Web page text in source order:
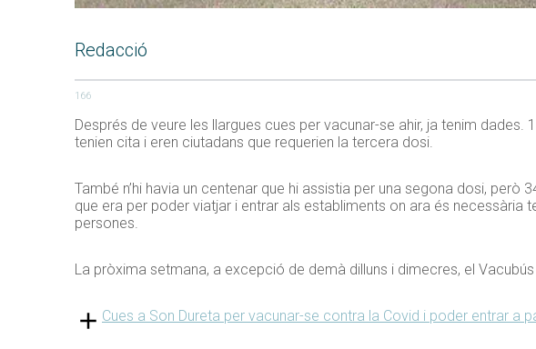
Redacció
166
Després de veure les llargues cues per vacunar-se ahir, ja tenim
tenien cita i eren ciutadans que requerien la tercera dosi.
També n’hi havia un centenar que hi assistia per una segona dosi,
que era per poder viatjar i entrar als establiments on ara és necessària
persones.
La pròxima setmana, a excepció de demà dilluns i dimecres, el Vacubús
Cues a Son Dureta per vacunar-se contra la Covid i poder entrar a